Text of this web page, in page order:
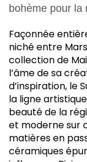
bohème pour la
Façonnée
niché entre
collection de
l’âme de sa
d’inspiration, le
la ligne
beauté de la
et moderne sur
matières en
céramiques